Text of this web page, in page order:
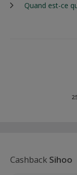
Quand est-ce
Cashback Sihoo